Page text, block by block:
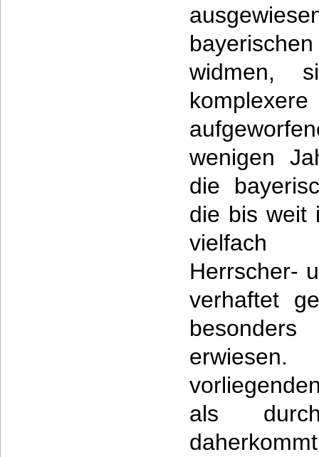
widmen,
wenigen
die
die bis weit
vielfach
Herrscher-
verhaftet
als